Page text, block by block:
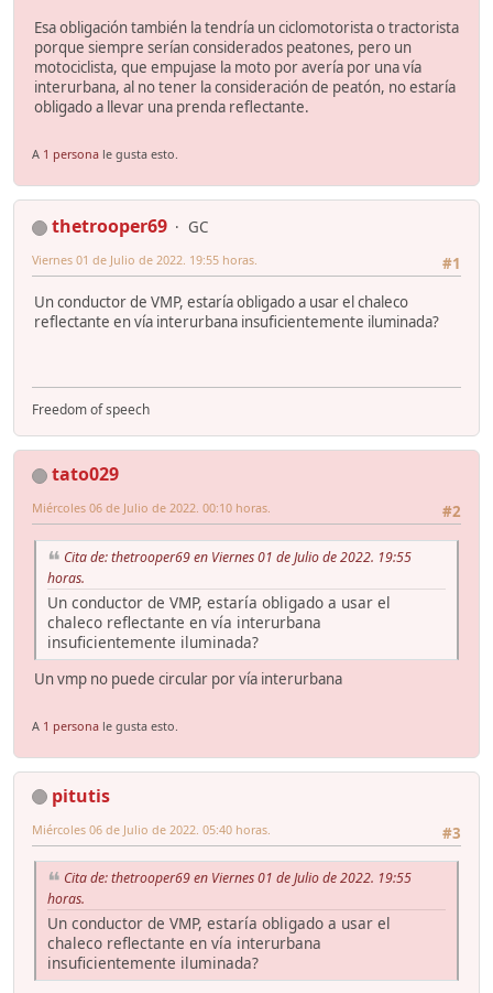
Esa obligación también la tendría un ciclomotorista o tractorista
porque siempre serían considerados peatones, pero un
motociclista, que empujase la moto por avería por una vía
interurbana, al no tener la consideración de peatón, no estaría
obligado a llevar una prenda reflectante.
A 1 persona le gusta esto.
thetrooper69
GC
#1
Viernes 01 de Julio de 2022. 19:55 horas.
Un conductor de VMP, estaría obligado a usar el chaleco
reflectante en vía interurbana insuficientemente iluminada?
Freedom of speech
tato029
#2
Miércoles 06 de Julio de 2022. 00:10 horas.
Cita de: thetrooper69 en Viernes 01 de Julio de 2022. 19:55
horas.
Un conductor de VMP, estaría obligado a usar el
chaleco reflectante en vía interurbana
insuficientemente iluminada?
Un vmp no puede circular por vía interurbana
A 1 persona le gusta esto.
pitutis
#3
Miércoles 06 de Julio de 2022. 05:40 horas.
Cita de: thetrooper69 en Viernes 01 de Julio de 2022. 19:55
horas.
Un conductor de VMP, estaría obligado a usar el
chaleco reflectante en vía interurbana
insuficientemente iluminada?